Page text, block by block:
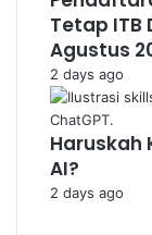
Tetap ITB
Agustus
2 days ago
Haruskah
AI?
2 days ago